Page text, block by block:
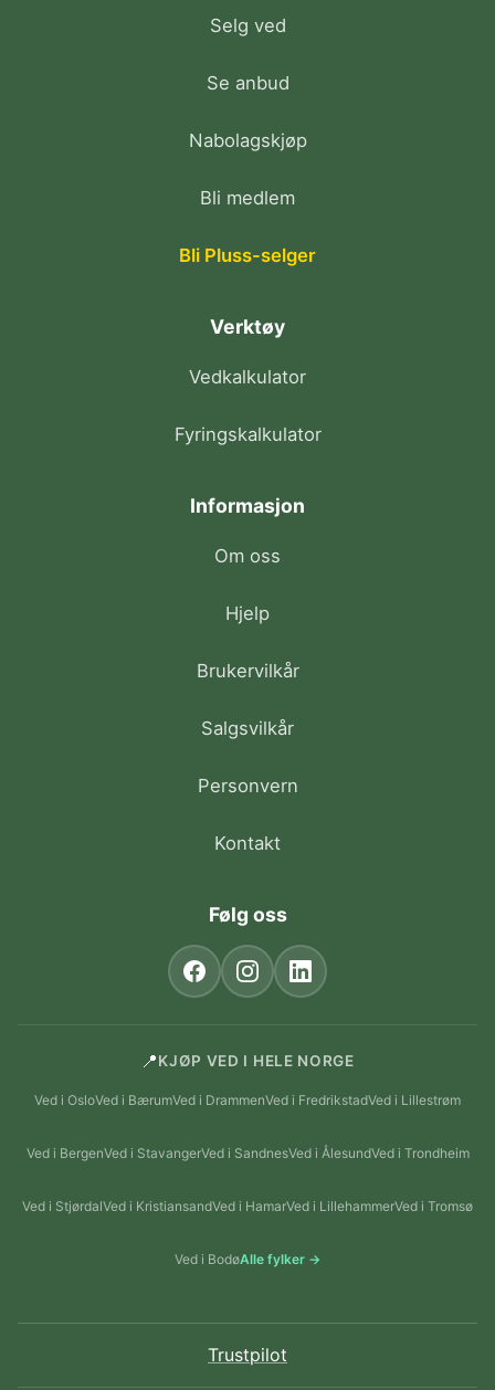
Selg ved
Se anbud
Nabolagskjøp
Bli medlem
Bli Pluss-selger
Verktøy
Vedkalkulator
Fyringskalkulator
Informasjon
Om oss
Hjelp
Brukervilkår
Salgsvilkår
Personvern
Kontakt
Følg oss
📍KJØP VED I HELE NORGE
Ved i OsloVed i BærumVed i DrammenVed i FredrikstadVed i Lillestrøm
Ved i BergenVed i StavangerVed i SandnesVed i ÅlesundVed i Trondheim
Ved i StjørdalVed i KristiansandVed i HamarVed i LillehammerVed i Tromsø
Ved i BodøAlle fylker →
Trustpilot